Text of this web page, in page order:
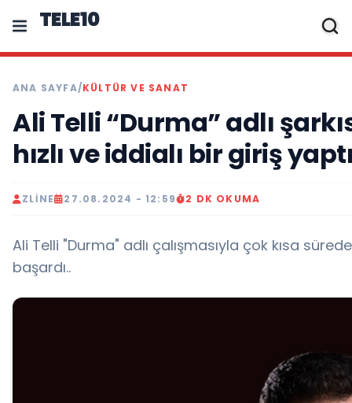
TELE10
ANA SAYFA/KÜLTÜR VE SANAT
Ali Telli “Durma” adlı
hızlı ve iddialı bir giriş
ZLINE 27.08.2024 - 12:59 2 DK OKUMA
Ali Telli "Durma" adlı çalışmasıyla çok kısa
başardı..